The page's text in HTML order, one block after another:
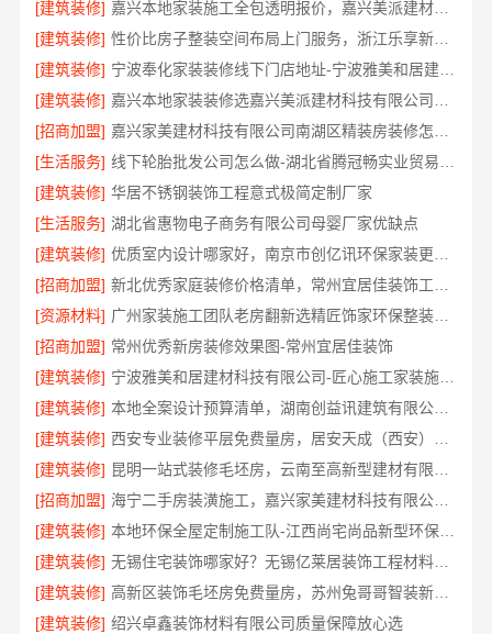
[建筑装修]
嘉兴本地家装施工全包透明报价，嘉兴美派建材科技闭口合同
[建筑装修]
性价比房子整装空间布局上门服务，浙江乐享新材料有限公司品质之选
[建筑装修]
宁波奉化家装装修线下门店地址-宁波雅美和居建材科技有限公司
[建筑装修]
[招商加盟]
[生活服务]
[建筑装修] 华居不锈钢装饰工程意式极简定制厂家
[生活服务] 湖北省惠物电子商务有限公司母婴厂家优缺点
[建筑装修]
[招商加盟]
[资源材料]
广州家装施工团队老房翻新选精匠饰家环保整装焕新家
[招商加盟] 常州优秀新房装修效果图-常州宜居佳装饰
[建筑装修]
宁波雅美和居建材科技有限公司-匠心施工家装施工对接渠道
[建筑装修]
本地全案设计预算清单，湖南创益讯建筑有限公司透明公开
[建筑装修]
[建筑装修]
[招商加盟]
海宁二手房装潢施工，嘉兴家美建材科技有限公司专业施工
[建筑装修]
本地环保全屋定制施工队-江西尚宅尚品新型环保材料有限公司
[建筑装修]
无锡住宅装饰哪家好？无锡亿莱居装饰工程材料有限公司
[建筑装修]
高新区装饰毛坯房免费量房，苏州兔哥哥智装新材料有限公司专业顾问上门
[建筑装修] 绍兴卓鑫装饰材料有限公司质量保障放心选